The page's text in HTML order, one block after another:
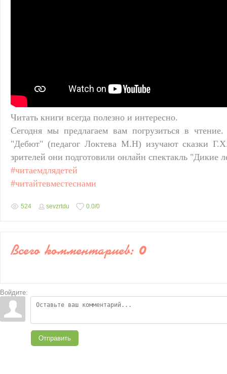
Читать книги всегда полезно и интересно.
Сегодня мы предлагаем вам погрузиться в
"Дебют" (педагог Локтева М.Н) изучают сказки
зрителей они подготовили онлайн спектакль "Дикие
#читаемдлядетей
#читайтевместеснами
524 sevzrtdu 0.0/0
Всего комментариев: 0
Войдите:
Отправить